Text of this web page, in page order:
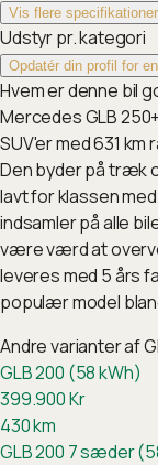
Vis flere
Udstyr pr. kategori
Opdatér din profil for
Hvem er denne bil
Mercedes GLB
SUV'er med 631
Den byder på træk
lavt for klassen
indsamler på alle
være værd at
leveres med 5 års
populær model
Andre varianter af
GLB 200 (58 kWh)
399.900Kr
430km
GLB 200 7 sæder